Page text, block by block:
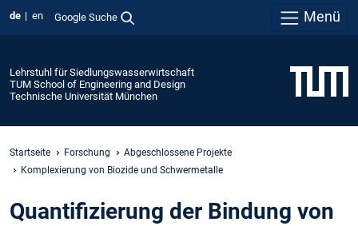
de en Google Suche Menü
Lehrstuhl für Siedlungswasserwirtschaft
TUM School of Engineering and Design
Technische Universität München
Startseite Forschung
Abgeschlossene Projekte
Komplexierung von Biozide und Schwermetalle
Quantifizierung der Bindung von